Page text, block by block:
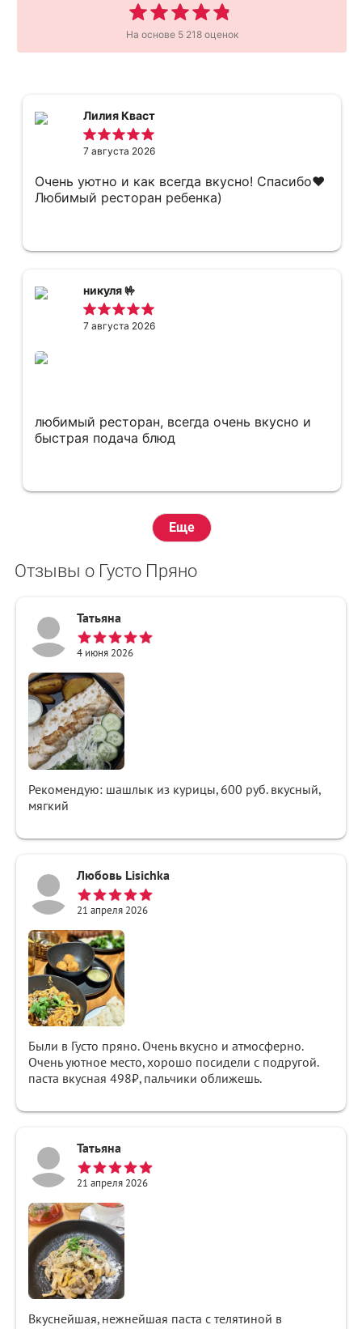
На основе 5 218оценок
Лилия Кваст
7 августа 2026
Очень уютно и как всегда вкусно! Спасибо❤️
Любимый ресторан ребенка)
никуля 🤟
7 августа 2026
любимый ресторан, всегда очень вкусно и
быстрая подача блюд
Еще
Отзывы о Густо Пряно
Татьяна
4 июня 2026
Рекомендую: шашлык из курицы, 600 руб. вкусный,
мягкий
Любовь Lisichka
21 апреля 2026
Были в Густо пряно. Очень вкусно и атмосферно.
Очень уютное место, хорошо посидели с подругой.
паста вкусная 498₽, пальчики оближешь.
Татьяна
21 апреля 2026
Вкуснейшая, нежнейшая паста с телятиной в